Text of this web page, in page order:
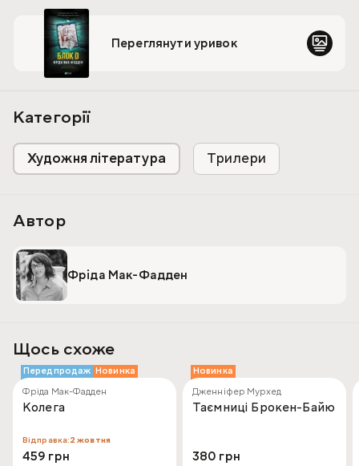
й персонал безслідно зникають, стає зрозуміло: тут
кожен у смертельній небезпеці. Особливо вона.
Найгірший кошмар Емі справдився. Невже їй звідси
ніколи не вийти?..
Переглянути уривок
Категорії
Художня література Трилери
Автор
Фріда Мак-Фадден
Щось схоже
Передпродаж Новинка
Фріда Мак-Фадден
Колега
Відправка:2 жовтня
459 грн
Новинка
Дженніфер Мурхед
Таємниці Брокен-Байю
380 грн